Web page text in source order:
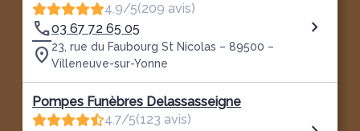
4.9/5(209 avis)
03 67 72 65 05
23, rue du Faubourg St Nicolas – 89500 –
Villeneuve-sur-Yonne
Pompes Funèbres Delassasseigne
4.7/5(123 avis)